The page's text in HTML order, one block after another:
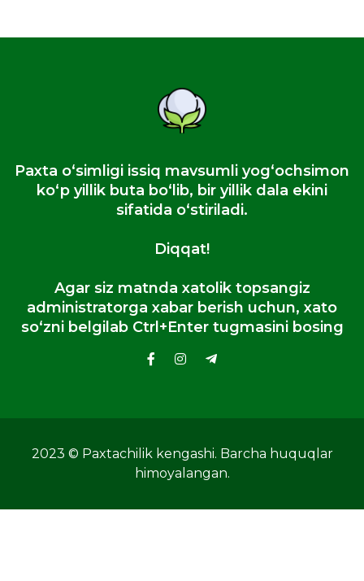
Paxta oʻsimligi issiq mavsumli yogʻochsimon
koʻp yillik buta boʻlib, bir yillik dala ekini
sifatida oʻstiriladi.
Diqqat!
Agar siz matnda xatolik topsangiz
administratorga xabar berish uchun, xato
so‘zni belgilab Ctrl+Enter tugmasini bosing
2023 © Paxtachilik kengashi. Barcha huquqlar
himoyalangan.